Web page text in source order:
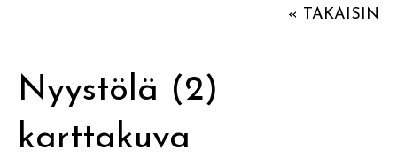
« TAKAISIN
Nyystölä (2)
karttakuva